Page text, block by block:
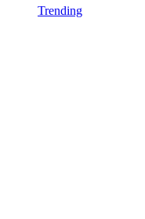
Trending